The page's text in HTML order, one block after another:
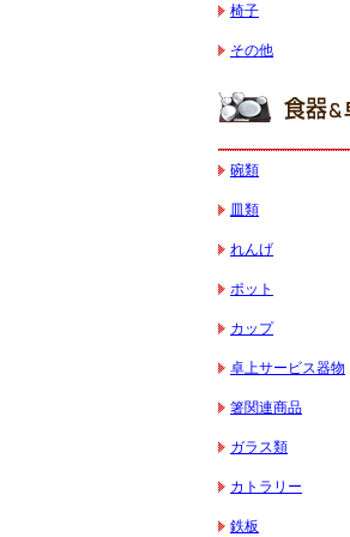
椅子
その他
碗類
皿類
れんげ
ポット
カップ
卓上サービス器物
箸関連商品
ガラス類
カトラリー
鉄板